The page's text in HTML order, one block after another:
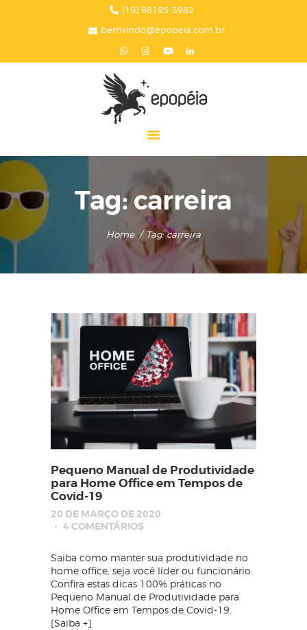
(19) 98195-3982
bemvindo@epopeia.com.br
Tag: carreira
Home Tag: carreira
A EPOPÉIA
SERVIÇOS
EPOPÉIA NA MÍDIA
PRESENTES
Pequeno Manual de Produtividade
para Home Office em Tempos de
Covid-19
20 DE MARÇO DE 2020
4 COMENTÁRIOS
Saiba como manter sua produtividade no
home office, seja você líder ou funcionário.
Confira estas dicas 100% práticas no
Pequeno Manual de Produtividade para
Home Office em Tempos de Covid-19.
[Saiba +]